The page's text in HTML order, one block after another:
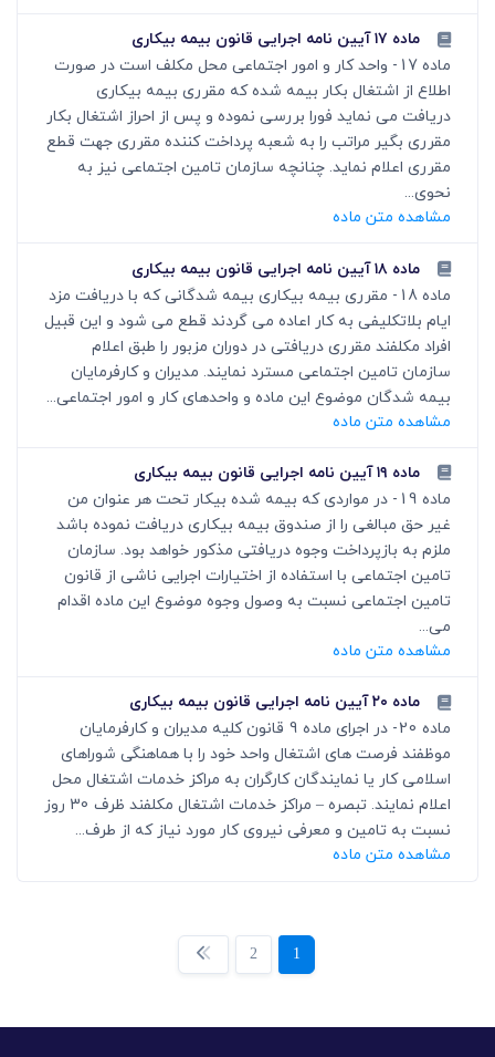
ماده ۱۷ آیین نامه اجرایی قانون بیمه بیکاری
ماده 17- واحد کار و امور اجتماعی محل مکلف است در صورت
اطلاع از اشتغال بکار بیمه شده که مقرری بیمه بیکاری
دریافت می نماید فورا بررسی نموده و پس از احراز اشتغال بکار
مقرری بگیر مراتب را به شعبه پرداخت کننده مقرری جهت قطع
مقرری اعلام نماید. چنانچه سازمان تامین اجتماعی نیز به
نحوی...
مشاهده متن ماده
ماده ۱۸ آیین نامه اجرایی قانون بیمه بیکاری
ماده 18- مقرری بیمه بیکاری بیمه شدگانی که با دریافت مزد
ایام بلاتکلیفی به کار اعاده می گردند قطع می شود و این قبیل
افراد مکلفند مقرری دریافتی در دوران مزبور را طبق اعلام
سازمان تامین اجتماعی مسترد نمایند. مدیران و کارفرمایان
بیمه شدگان موضوع این ماده و واحدهای کار و امور اجتماعی...
مشاهده متن ماده
ماده ۱۹ آیین نامه اجرایی قانون بیمه بیکاری
ماده 19- در مواردی که بیمه شده بیکار تحت هر عنوان من
غیر حق مبالغی را از صندوق بیمه بیکاری دریافت نموده باشد
ملزم به بازپرداخت وجوه دریافتی مذکور خواهد بود. سازمان
تامین اجتماعی با استفاده از اختیارات اجرایی ناشی از قانون
تامین اجتماعی نسبت به وصول وجوه موضوع این ماده اقدام
می...
مشاهده متن ماده
ماده ۲۰ آیین نامه اجرایی قانون بیمه بیکاری
ماده 20- در اجرای ماده 9 قانون کلیه مدیران و کارفرمایان
موظفند فرصت های اشتغال واحد خود را با هماهنگی شوراهای
اسلامی کار یا نمایندگان کارگران به مراکز خدمات اشتغال محل
اعلام نمایند. تبصره – مراکز خدمات اشتغال مکلفند ظرف 30 روز
نسبت به تامین و معرفی نیروی کار مورد نیاز که از طرف...
مشاهده متن ماده
2 1